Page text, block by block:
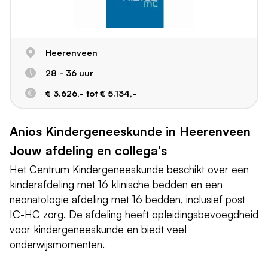
Heerenveen
28 - 36 uur
€ 3.626,- tot € 5.134,-
Anios Kindergeneeskunde in Heerenveen
Jouw afdeling en collega's
Het Centrum Kindergeneeskunde beschikt over een
kinderafdeling met 16 klinische bedden en een
neonatologie afdeling met 16 bedden, inclusief post
IC-HC zorg. De afdeling heeft opleidingsbevoegdheid
voor kindergeneeskunde en biedt veel
onderwijsmomenten.